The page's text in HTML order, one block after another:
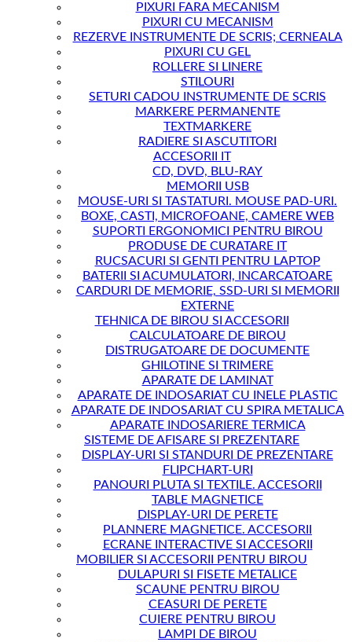
PIXURI FARA MECANISM
PIXURI CU MECANISM
REZERVE INSTRUMENTE DE SCRIS; CERNEALA
PIXURI CU GEL
ROLLERE SI LINERE
STILOURI
SETURI CADOU INSTRUMENTE DE SCRIS
MARKERE PERMANENTE
TEXTMARKERE
RADIERE SI ASCUTITORI
ACCESORII IT
CD, DVD, BLU-RAY
MEMORII USB
MOUSE-URI SI TASTATURI. MOUSE PAD-URI.
BOXE, CASTI, MICROFOANE, CAMERE WEB
SUPORTI ERGONOMICI PENTRU BIROU
PRODUSE DE CURATARE IT
RUCSACURI SI GENTI PENTRU LAPTOP
BATERII SI ACUMULATORI, INCARCATOARE
CARDURI DE MEMORIE, SSD-URI SI MEMORII
EXTERNE
TEHNICA DE BIROU SI ACCESORII
CALCULATOARE DE BIROU
DISTRUGATOARE DE DOCUMENTE
GHILOTINE SI TRIMERE
APARATE DE LAMINAT
APARATE DE INDOSARIAT CU INELE PLASTIC
APARATE DE INDOSARIAT CU SPIRA METALICA
APARATE INDOSARIERE TERMICA
SISTEME DE AFISARE SI PREZENTARE
DISPLAY-URI SI STANDURI DE PREZENTARE
FLIPCHART-URI
PANOURI PLUTA SI TEXTILE. ACCESORII
TABLE MAGNETICE
DISPLAY-URI DE PERETE
PLANNERE MAGNETICE. ACCESORII
ECRANE INTERACTIVE SI ACCESORII
MOBILIER SI ACCESORII PENTRU BIROU
DULAPURI SI FISETE METALICE
SCAUNE PENTRU BIROU
CEASURI DE PERETE
CUIERE PENTRU BIROU
LAMPI DE BIROU